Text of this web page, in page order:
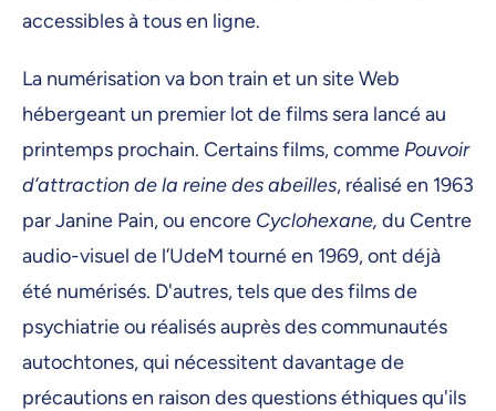
accessibles à tous en ligne.
La numérisation va bon train et un site Web
hébergeant un premier lot de films sera lancé au
printemps prochain. Certains films, comme Pouvoir
d’attraction de la reine des abeilles, réalisé en 1963
par Janine Pain, ou encore Cyclohexane, du Centre
audio-visuel de l’UdeM tourné en 1969, ont déjà
été numérisés. D'autres, tels que des films de
psychiatrie ou réalisés auprès des communautés
autochtones, qui nécessitent davantage de
précautions en raison des questions éthiques qu'ils